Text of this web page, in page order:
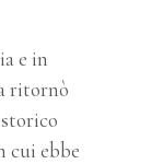
e in
ritornò
cui ebbe